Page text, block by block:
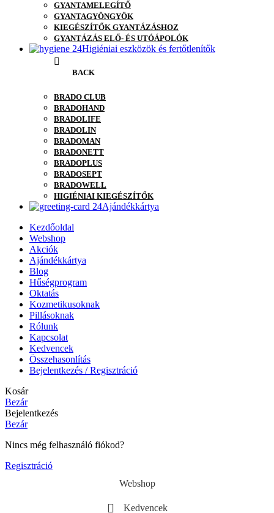
GYANTAMELEGÍTŐ
GYANTAGYÖNGYÖK
KIEGÉSZÍTŐK GYANTÁZÁSHOZ
GYANTÁZÁS ELŐ- ÉS UTÓÁPOLÓK
Higiéniai eszközök és fertőtlenítők
BACK
BRADO CLUB
BRADOHAND
BRADOLIFE
BRADOLIN
BRADOMAN
BRADONETT
BRADOPLUS
BRADOSEPT
BRADOWELL
HIGIÉNIAI KIEGÉSZÍTŐK
Ajándékkártya
Kezdőoldal
Webshop
Akciók
Ajándékkártya
Blog
Hűségprogram
Oktatás
Kozmetikusoknak
Pillásoknak
Rólunk
Kapcsolat
Kedvencek
Összehasonlítás
Bejelentkezés / Regisztráció
Kosár
Bezár
Bejelentkezés
Bezár
Nincs még felhasználó fiókod?
Regisztráció
Webshop
Kedvencek